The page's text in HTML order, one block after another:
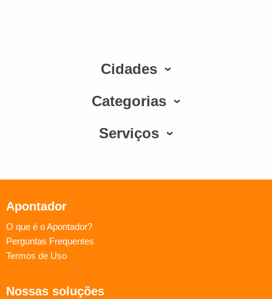
Cidades
Categorias
Serviços
Apontador
O que é o Apontador?
Perguntas Frequentes
Termos de Uso
Nossas soluções